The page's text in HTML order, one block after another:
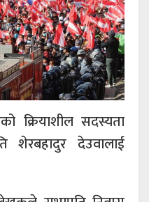
क्रियाशील सदस्यता
शेरबहादुर देउवालाई